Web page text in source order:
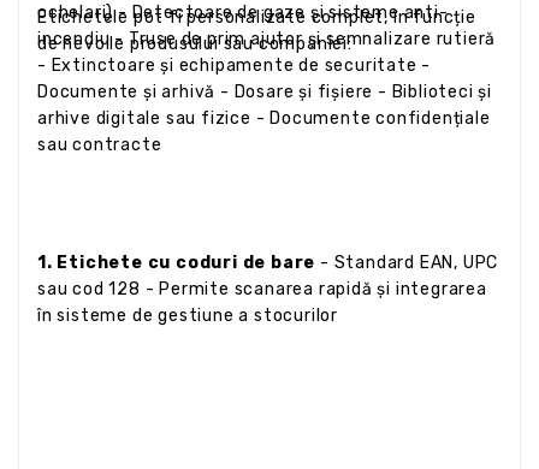
ochelari) - Detectoare de gaze și sisteme anti-
incendiu - Truse de prim ajutor și semnalizare rutieră
- Extinctoare și echipamente de securitate -
Documente și arhivă - Dosare și fișiere - Biblioteci și
arhive digitale sau fizice - Documente confidențiale
sau contracte
Etichetele pot fi personalizate complet, în funcție
de nevoile produsului sau companiei:
1. Etichete cu coduri de bare - Standard EAN, UPC
sau cod 128 - Permite scanarea rapidă și integrarea
în sisteme de gestiune a stocurilor